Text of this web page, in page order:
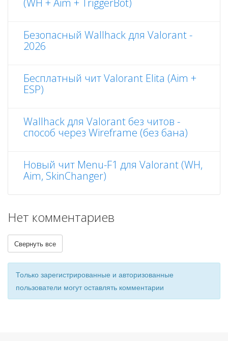
(WH + Aim + TriggerBot)
Безопасный Wallhack для Valorant -
2026
Бесплатный чит Valorant Elita (Aim +
ESP)
Wallhack для Valorant без читов -
способ через Wireframe (без бана)
Новый чит Menu-F1 для Valorant (WH,
Aim, SkinChanger)
Нет комментариев
Свернуть все
Только зарегистрированные и авторизованные
пользователи могут оставлять комментарии